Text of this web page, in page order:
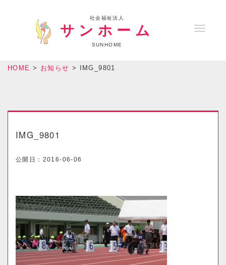
T
社会福祉法人
サンホーム
SUNHOME
HOME > お知らせ > IMG_9801
IMG_9801
公開日： 2016-06-06